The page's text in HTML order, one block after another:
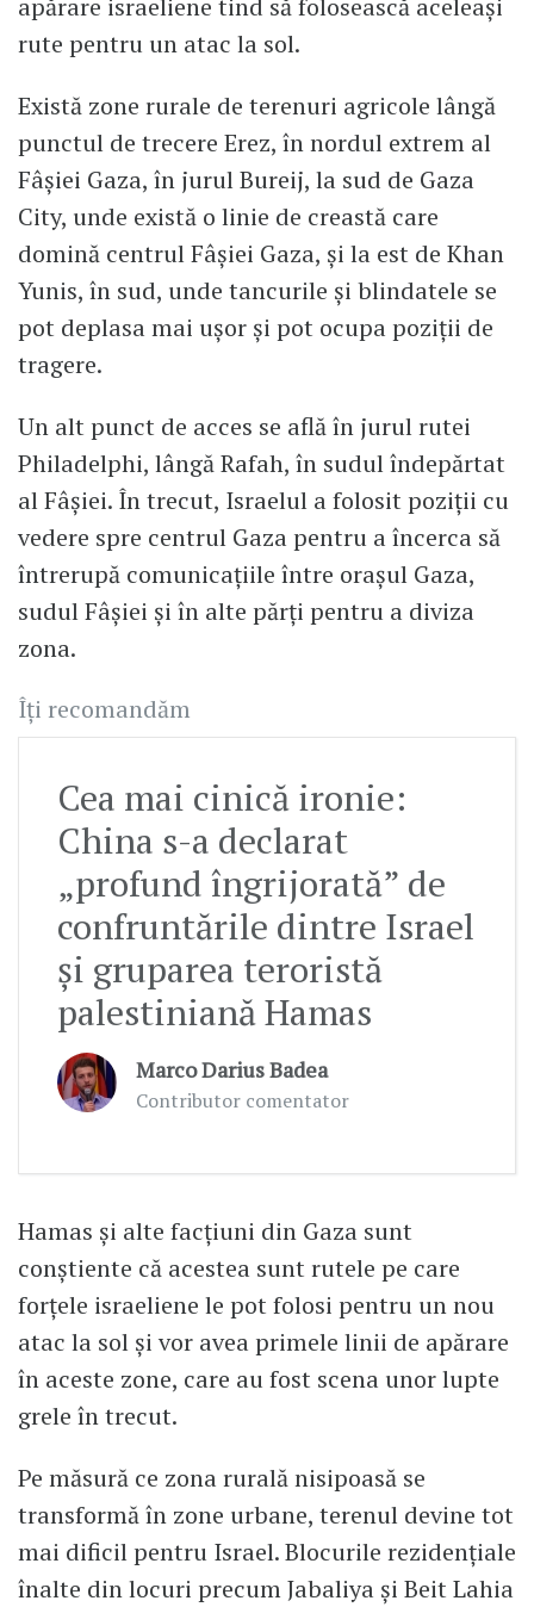
apărare israeliene tind să folosească aceleași
rute pentru un atac la sol.
Există zone rurale de terenuri agricole lângă
punctul de trecere Erez, în nordul extrem al
Fâșiei Gaza, în jurul Bureij, la sud de Gaza
City, unde există o linie de creastă care
domină centrul Fâșiei Gaza, și la est de Khan
Yunis, în sud, unde tancurile și blindatele se
pot deplasa mai ușor și pot ocupa poziții de
tragere.
Un alt punct de acces se află în jurul rutei
Philadelphi, lângă Rafah, în sudul îndepărtat
al Fâșiei. În trecut, Israelul a folosit poziții cu
vedere spre centrul Gaza pentru a încerca să
întrerupă comunicațiile între orașul Gaza,
sudul Fâșiei și în alte părți pentru a diviza
zona.
Îți recomandăm
Cea mai cinică ironie:
China s-a declarat
„profund îngrijorată” de
confruntările dintre Israel
şi gruparea teroristă
palestiniană Hamas
Marco Darius Badea
Contributor comentator
Hamas și alte facțiuni din Gaza sunt
conștiente că acestea sunt rutele pe care
forțele israeliene le pot folosi pentru un nou
atac la sol și vor avea primele linii de apărare
în aceste zone, care au fost scena unor lupte
grele în trecut.
Pe măsură ce zona rurală nisipoasă se
transformă în zone urbane, terenul devine tot
mai dificil pentru Israel. Blocurile rezidențiale
înalte din locuri precum Jabaliya și Beit Lahia